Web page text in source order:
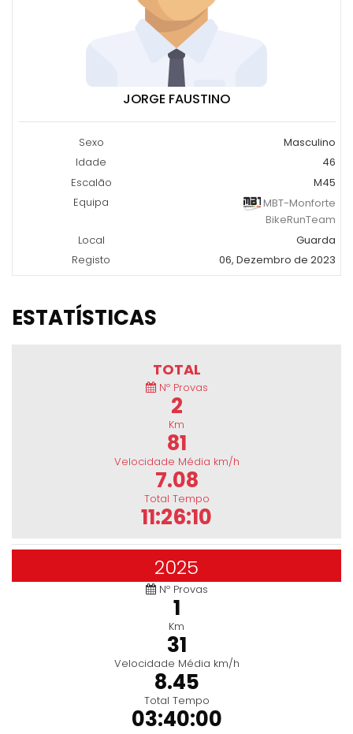
JORGE FAUSTINO
Sexo
Masculino
Idade
46
Escalão
M45
Equipa
MBT-Monforte
BikeRunTeam
Local
Guarda
Registo
06, Dezembro de 2023
ESTATÍSTICAS
TOTAL
Nº Provas
2
Km
81
Velocidade Média km/h
7.08
Total Tempo
11:26:10
2025
Nº Provas
1
Km
31
Velocidade Média km/h
8.45
Total Tempo
03:40:00